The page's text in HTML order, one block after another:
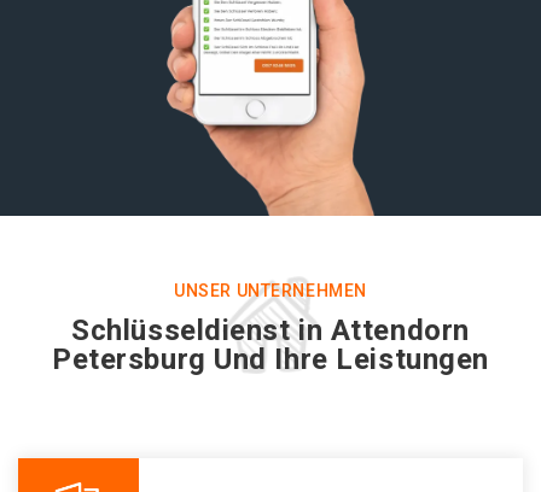
UNSER UNTERNEHMEN
Schlüsseldienst in Attendorn
Petersburg Und Ihre Leistungen